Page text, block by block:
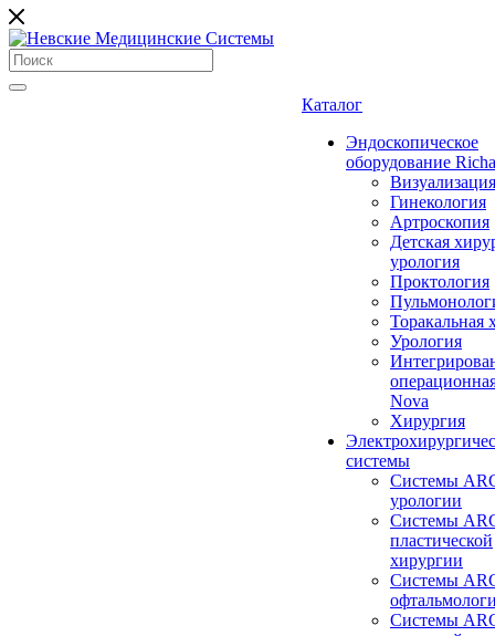
Каталог
Эндоскопическое
оборудование
Визуализация
Гинекология
Артроскопия
Детская
урология
Проктология
Торакальная
Урология
Nova
Хирургия
системы
Системы
урологии
Системы
пластической
хирургии
Системы
Системы